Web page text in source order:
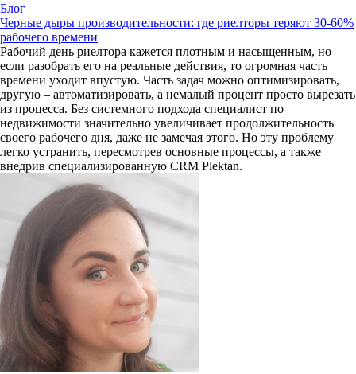
Блог
Черные дыры производительности: где риелторы теряют 30-60%
рабочего времени
Рабочий день риелтора кажется плотным и насыщенным, но
если разобрать его на реальные действия, то огромная часть
времени уходит впустую. Часть задач можно оптимизировать,
другую – автоматизировать, а немалый процент просто вырезать
из процесса. Без системного подхода специалист по
недвижимости значительно увеличивает продолжительность
своего рабочего дня, даже не замечая этого. Но эту проблему
легко устранить, пересмотрев основные процессы, а также
внедрив специализированную CRM Plektan.